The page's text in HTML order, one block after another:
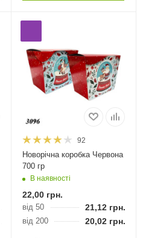
92
Новорічна коробка Червона
700 гр
В наявності
22,00грн.
від 50 21,12грн.
від 200 20,02грн.